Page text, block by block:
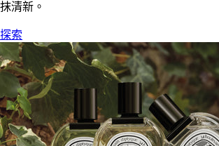
抹清新。
探索